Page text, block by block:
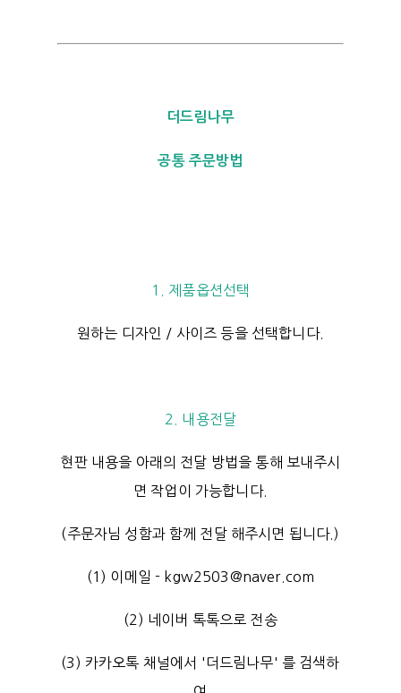
더드림나무
공통 주문방법
1. 제품옵션선택
원하는 디자인 / 사이즈 등을 선택합니다.
2. 내용전달
현판 내용을 아래의 전달 방법을 통해 보내주시
면 작업이 가능합니다.
(주문자님 성함과 함께 전달 해주시면 됩니다.)
(1) 이메일 - kgw2503@naver.com
(2) 네이버 톡톡으로 전송
(3) 카카오톡 채널에서 '더드림나무' 를 검색하